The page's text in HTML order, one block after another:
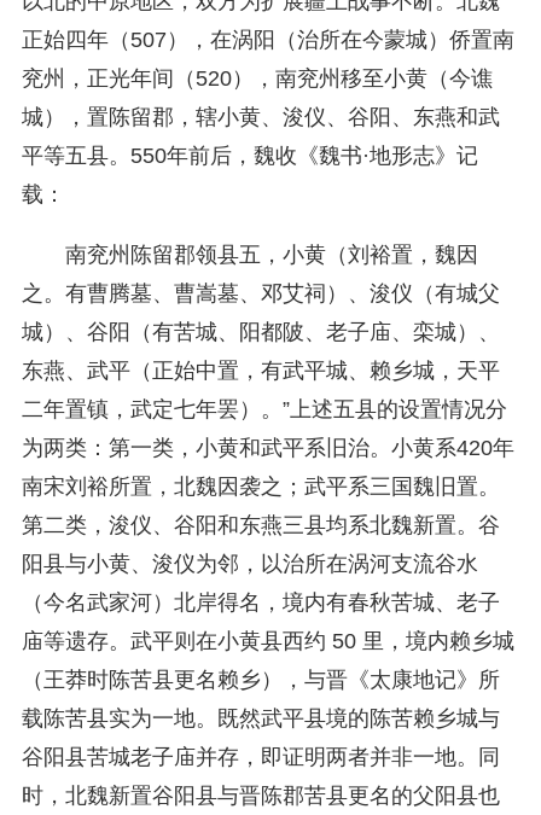
正始四年（507），在涡阳（治所在今蒙城）侨置南
兖州，正光年间（520），南兖州移至小黄（今谯
城），置陈留郡，辖小黄、浚仪、谷阳、东燕和武
平等五县。550年前后，魏收《魏书·地形志》记
载：
南兖州陈留郡领县五，小黄（刘裕置，魏因
之。有曹腾墓、曹嵩墓、邓艾祠）、浚仪（有城父
城）、谷阳（有苦城、阳都陂、老子庙、栾城）、
东燕、武平（正始中置，有武平城、赖乡城，天平
二年置镇，武定七年罢）。”上述五县的设置情况分
为两类：第一类，小黄和武平系旧治。小黄系420年
南宋刘裕所置，北魏因袭之；武平系三国魏旧置。
第二类，浚仪、谷阳和东燕三县均系北魏新置。谷
阳县与小黄、浚仪为邻，以治所在涡河支流谷水
（今名武家河）北岸得名，境内有春秋苦城、老子
庙等遗存。武平则在小黄县西约 50 里，境内赖乡城
（王莽时陈苦县更名赖乡），与晋《太康地记》所
载陈苦县实为一地。既然武平县境的陈苦赖乡城与
谷阳县苦城老子庙并存，即证明两者并非一地。同
时，北魏新置谷阳县与晋陈郡苦县更名的父阳县也